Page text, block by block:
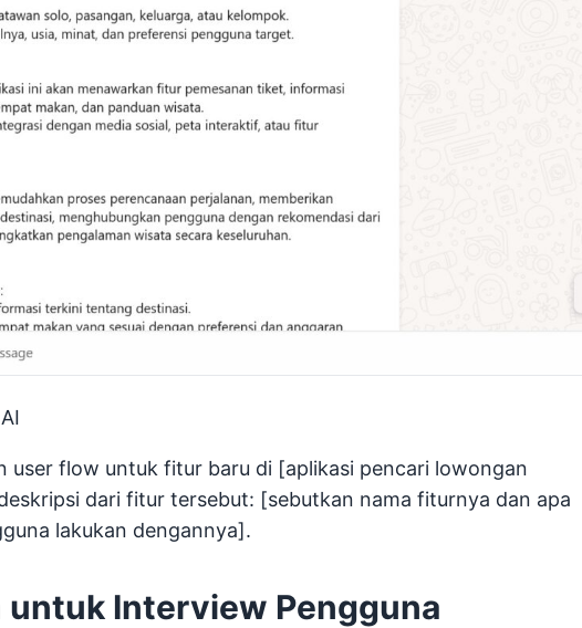
user flow untuk fitur baru di [aplikasi pencari lowongan
dari fitur tersebut: [sebutkan nama fiturnya dan apa
lakukan dengannya].
untuk Interview Pengguna